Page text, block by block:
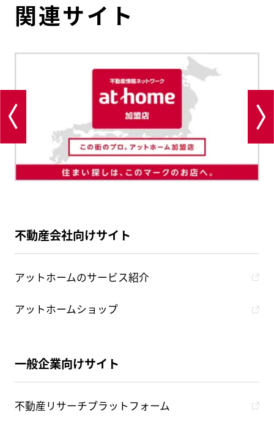
関連サイト
不動産会社向けサイト
アットホームのサービス紹介
アットホームショップ
一般企業向けサイト
不動産リサーチプラットフォーム